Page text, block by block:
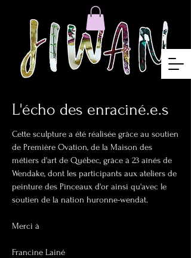
L'écho des enraciné.e.s
Cette sculpture a été réalisée grâce au soutien
de Première Ovation, de la Maison des
métiers d'art de Québec, grâce à 23 aînés de
Wendake, dont les participants aux ateliers de
peinture des Pinceaux d'or ainsi qu'avec le
soutien de la nation huronne-wendat.
Merci à
Francine Lainé